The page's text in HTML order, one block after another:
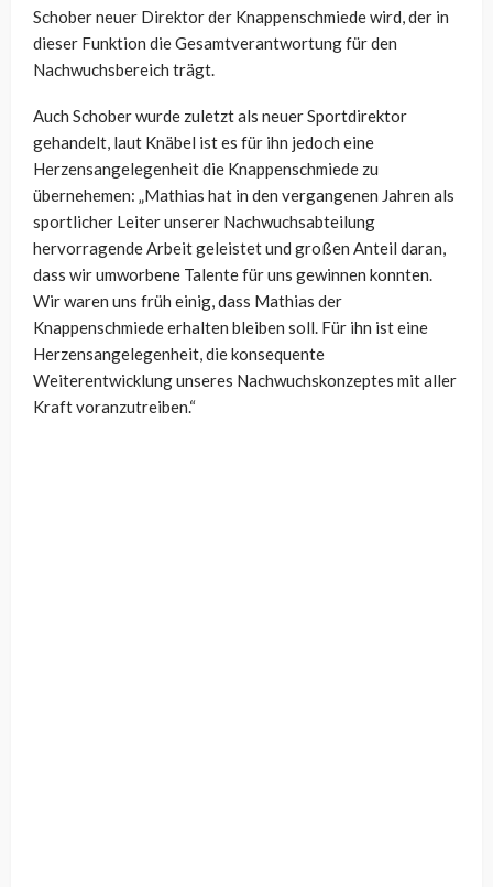
Schober neuer Direktor der Knappenschmiede wird, der in
dieser Funktion die Gesamtverantwortung für den
Nachwuchsbereich trägt.
Auch Schober wurde zuletzt als neuer Sportdirektor
gehandelt, laut Knäbel ist es für ihn jedoch eine
Herzensangelegenheit die Knappenschmiede zu
übernehemen: „Mathias hat in den vergangenen Jahren als
sportlicher Leiter unserer Nachwuchsabteilung
hervorragende Arbeit geleistet und großen Anteil daran,
dass wir umworbene Talente für uns gewinnen konnten.
Wir waren uns früh einig, dass Mathias der
Knappenschmiede erhalten bleiben soll. Für ihn ist eine
Herzensangelegenheit, die konsequente
Weiterentwicklung unseres Nachwuchskonzeptes mit aller
Kraft voranzutreiben.“